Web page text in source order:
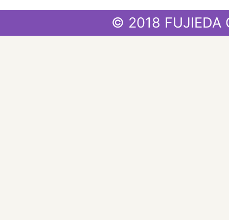
© 2018 FUJIEDA